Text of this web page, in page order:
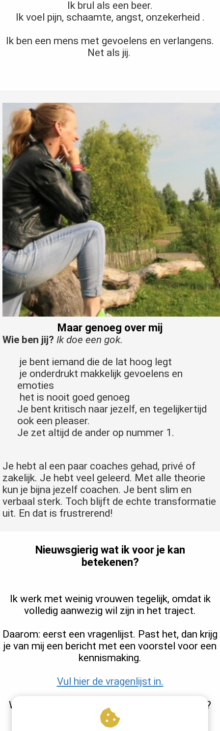
Ik brul als een beer.
Ik voel pijn, schaamte, angst, onzekerheid .
Ik ben een mens met gevoelens en verlangens.
Net als jij.
Maar genoeg over mij
Wie ben jij? Ik doe een gok.
je bent iemand die de lat hoog legt
je onderdrukt makkelijk gevoelens en
emoties
het is nooit goed genoeg
Je bent kritisch naar jezelf, en tegelijkertijd
ook een pleaser.
Je zet altijd de ander op nummer 1.
Je hebt al een paar coaches gehad, privé of
zakelijk. Je hebt veel geleerd. Met alle theorie
kun je bijna jezelf coachen. Je bent slim en
verbaal sterk. Toch blijft de echte transformatie
uit. En dat is frustrerend!
Nieuwsgierig wat ik voor je kan
betekenen?
Ik werk met weinig vrouwen tegelijk, omdat ik
volledig aanwezig wil zijn in het traject.
Daarom: eerst een vragenlijst. Past het, dan krijg
je van mij een bericht met een voorstel voor een
kennismaking.
Vul hier de vragenlijst in.
Wil je eerst even gluren vanaf veilige afstand?
Meld je aan voor de gratis videoserie.